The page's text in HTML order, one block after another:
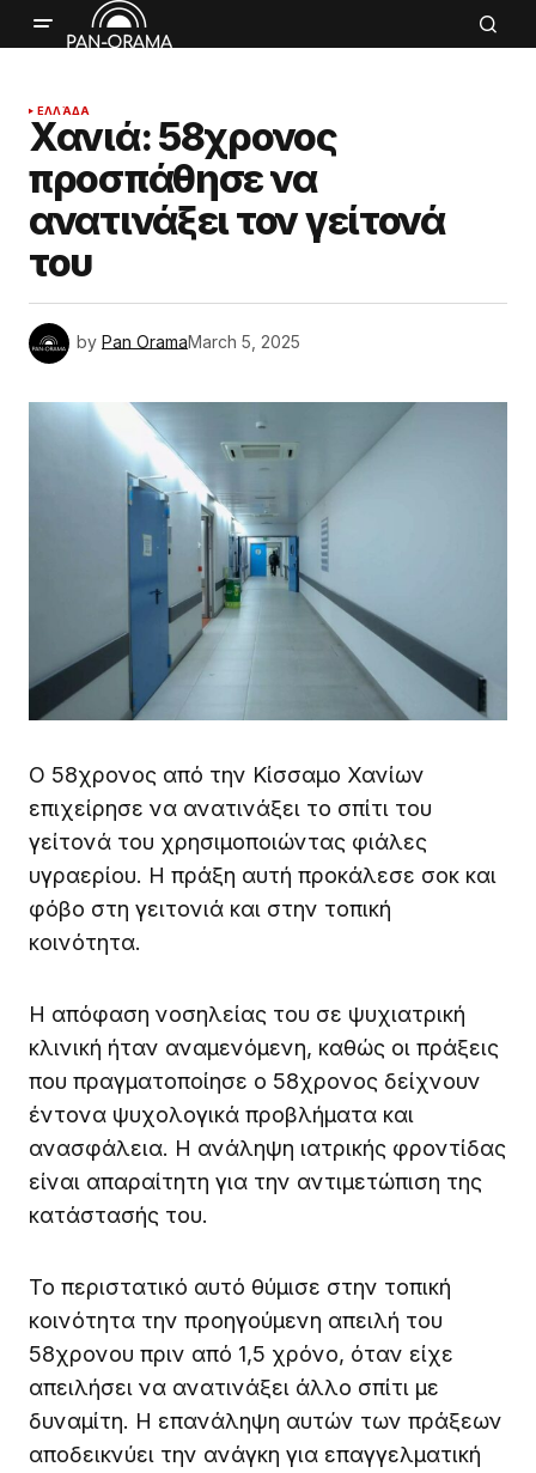
ΕΛΛΆΔΑ
Χανιά: 58χρονος
προσπάθησε να
ανατινάξει τον γείτονά
του
by Pan OramaMarch 5, 2025
Ο 58χρονος από την Κίσσαμο Χανίων
επιχείρησε να ανατινάξει το σπίτι του
γείτονά του χρησιμοποιώντας φιάλες
υγραερίου. Η πράξη αυτή προκάλεσε σοκ και
φόβο στη γειτονιά και στην τοπική
κοινότητα.
Η απόφαση νοσηλείας του σε ψυχιατρική
κλινική ήταν αναμενόμενη, καθώς οι πράξεις
που πραγματοποίησε ο 58χρονος δείχνουν
έντονα ψυχολογικά προβλήματα και
ανασφάλεια. Η ανάληψη ιατρικής φροντίδας
είναι απαραίτητη για την αντιμετώπιση της
κατάστασής του.
Το περιστατικό αυτό θύμισε στην τοπική
κοινότητα την προηγούμενη απειλή του
58χρονου πριν από 1,5 χρόνο, όταν είχε
απειλήσει να ανατινάξει άλλο σπίτι με
δυναμίτη. Η επανάληψη αυτών των πράξεων
αποδεικνύει την ανάγκη για επαγγελματική